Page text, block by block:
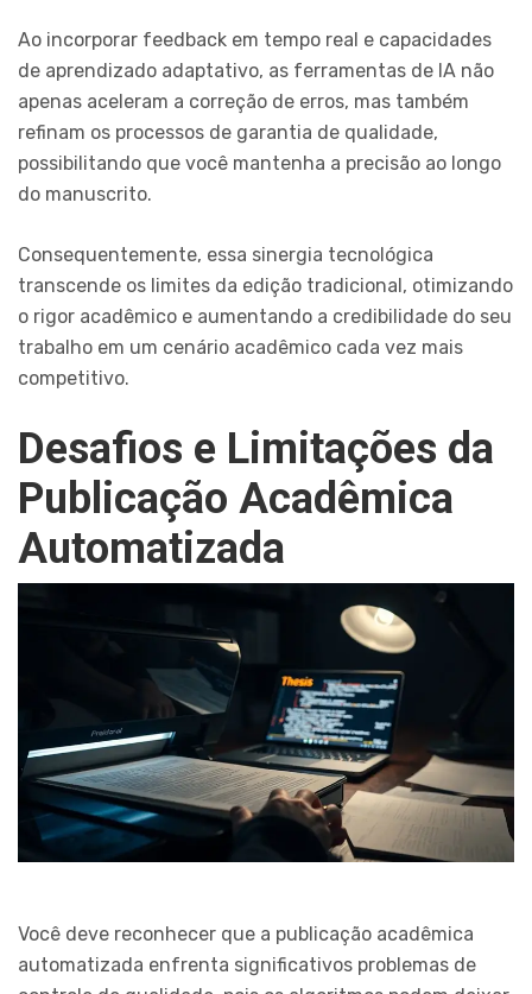
Ao incorporar feedback em tempo real e capacidades
de aprendizado adaptativo, as ferramentas de IA não
apenas aceleram a correção de erros, mas também
refinam os processos de garantia de qualidade,
possibilitando que você mantenha a precisão ao longo
do manuscrito.
Consequentemente, essa sinergia tecnológica
transcende os limites da edição tradicional, otimizando
o rigor acadêmico e aumentando a credibilidade do seu
trabalho em um cenário acadêmico cada vez mais
competitivo.
Desafios e Limitações da
Publicação Acadêmica
Automatizada
Você deve reconhecer que a publicação acadêmica
automatizada enfrenta significativos problemas de